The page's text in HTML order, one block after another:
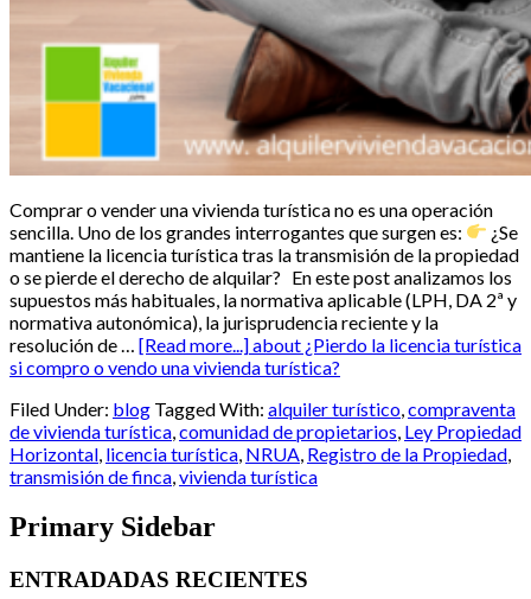
Comprar o vender una vivienda turística no es una operación
sencilla. Uno de los grandes interrogantes que surgen es:
¿Se
mantiene la licencia turística tras la transmisión de la propiedad
o se pierde el derecho de alquilar? En este post analizamos los
supuestos más habituales, la normativa aplicable (LPH, DA 2ª y
normativa autonómica), la jurisprudencia reciente y la
resolución de … [Read more...]about ¿Pierdo la licencia turística
si compro o vendo una vivienda turística?
Filed Under: blog Tagged With: alquiler turístico compraventa
de vivienda turística comunidad de propietarios Ley Propiedad
Horizontal licencia turística NRUA Registro de la Propiedad
transmisión de finca vivienda turística
Primary Sidebar
ENTRADADAS RECIENTES